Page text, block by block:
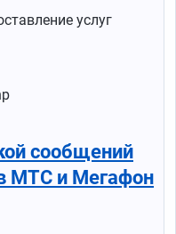
услуг
сообщений
МТС и Мегафон